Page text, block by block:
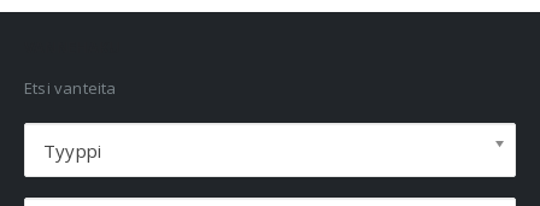
Etsi vanteita
Tyyppi